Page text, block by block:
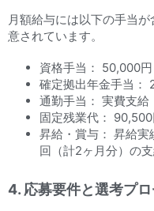
月額給与には以下の手当
意されています。
資格手当： 50,000円
確定拠出年金手当：
通勤手当： 実費支給
固定残業代：
昇給・賞与： 昇給
回（計2ヶ月分）の支
4. 応募要件と選考プ